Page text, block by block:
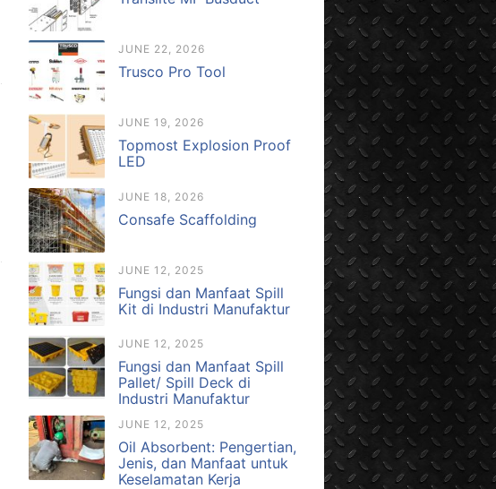
JUNE 22, 2026
Trusco Pro Tool
JUNE 19, 2026
Topmost Explosion Proof
LED
JUNE 18, 2026
Consafe Scaffolding
JUNE 12, 2025
Fungsi dan Manfaat Spill
Kit di Industri Manufaktur
JUNE 12, 2025
Fungsi dan Manfaat Spill
Pallet/ Spill Deck di
Industri Manufaktur
JUNE 12, 2025
Oil Absorbent: Pengertian,
Jenis, dan Manfaat untuk
Keselamatan Kerja